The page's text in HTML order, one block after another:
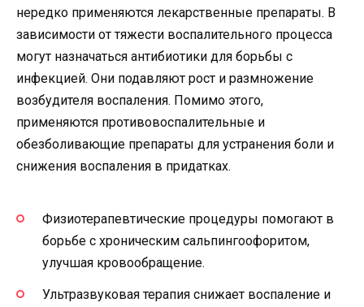
нередко применяются лекарственные препараты. В
зависимости от тяжести воспалительного процесса
могут назначаться антибиотики для борьбы с
инфекцией. Они подавляют рост и размножение
возбудителя воспаления. Помимо этого,
применяются противовоспалительные и
обезболивающие препараты для устранения боли и
снижения воспаления в придатках.
Физиотерапевтические процедуры помогают в
борьбе с хроническим сальпингоофоритом,
улучшая кровообращение.
Ультразвуковая терапия снижает воспаление и